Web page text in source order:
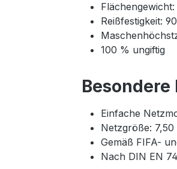
Flächengewicht:
Reißfestigkeit:
100 % ungiftig
Einfache
Netzgröße:
Gemäß FIFA-
Nach DIN EN